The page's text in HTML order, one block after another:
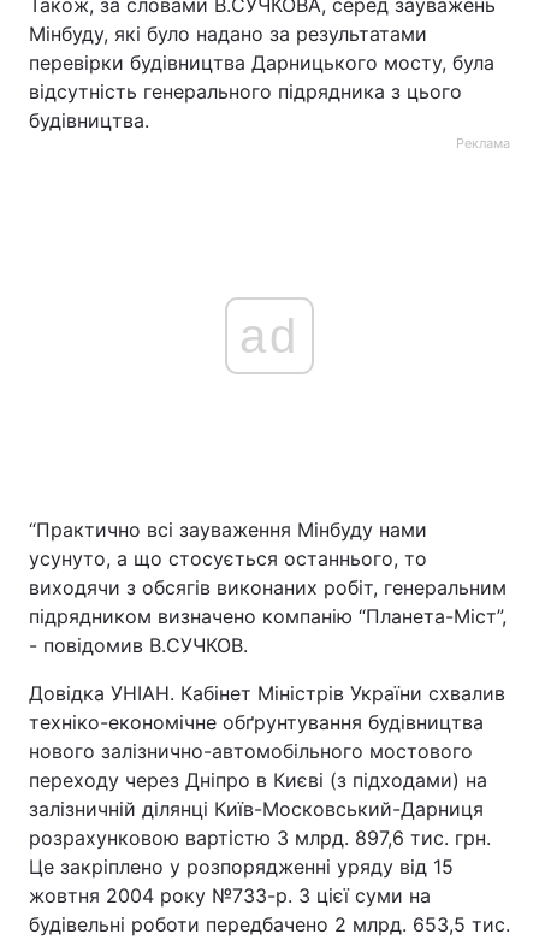
Також, за словами В.СУЧКОВА, серед зауважень
Мінбуду, які було надано за результатами
перевірки будівництва Дарницького мосту, була
відсутність генерального підрядника з цього
будівництва.
Реклама
ad
“Практично всі зауваження Мінбуду нами
усунуто, а що стосується останнього, то
виходячи з обсягів виконаних робіт, генеральним
підрядником визначено компанію “Планета-Міст”,
- повідомив В.СУЧКОВ.
Довідка УНІАН. Кабінет Міністрів України схвалив
техніко-економічне обґрунтування будівництва
нового залізнично-автомобільного мостового
переходу через Дніпро в Києві (з підходами) на
залізничній ділянці Київ-Московський-Дарниця
розрахунковою вартістю 3 млрд. 897,6 тис. грн.
Це закріплено у розпорядженні уряду від 15
жовтня 2004 року №733-р. З цієї суми на
будівельні роботи передбачено 2 млрд. 653,5 тис.